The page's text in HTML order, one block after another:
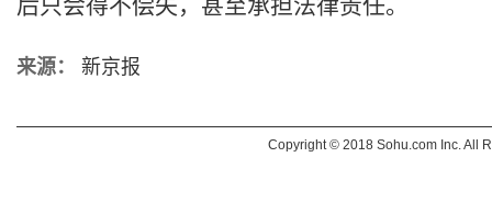
来源： 新京报
Copyright © 2018 Sohu.com Inc. All